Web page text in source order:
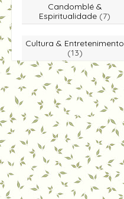
Candomblé &
Espiritualidade (7)
Cultura & Entretenimento
(13)
Dicas & Você Sabia (49)
Entrevista
(1)
Eventos & Passeios
(25)
Notícias & Economia
Viagens & Lazer
(5)